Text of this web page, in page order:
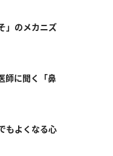
」のメカニズ
師に聞く「鼻
もよくなる心